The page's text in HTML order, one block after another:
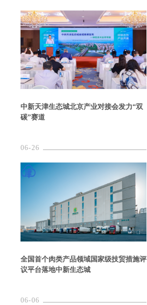
中新天津生态城北京产业对接会发力“双
碳”赛道
06-26
全国首个肉类产品领域国家级技贸措施评
议平台落地中新生态城
06-06